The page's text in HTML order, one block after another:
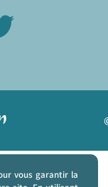
vous garantir la